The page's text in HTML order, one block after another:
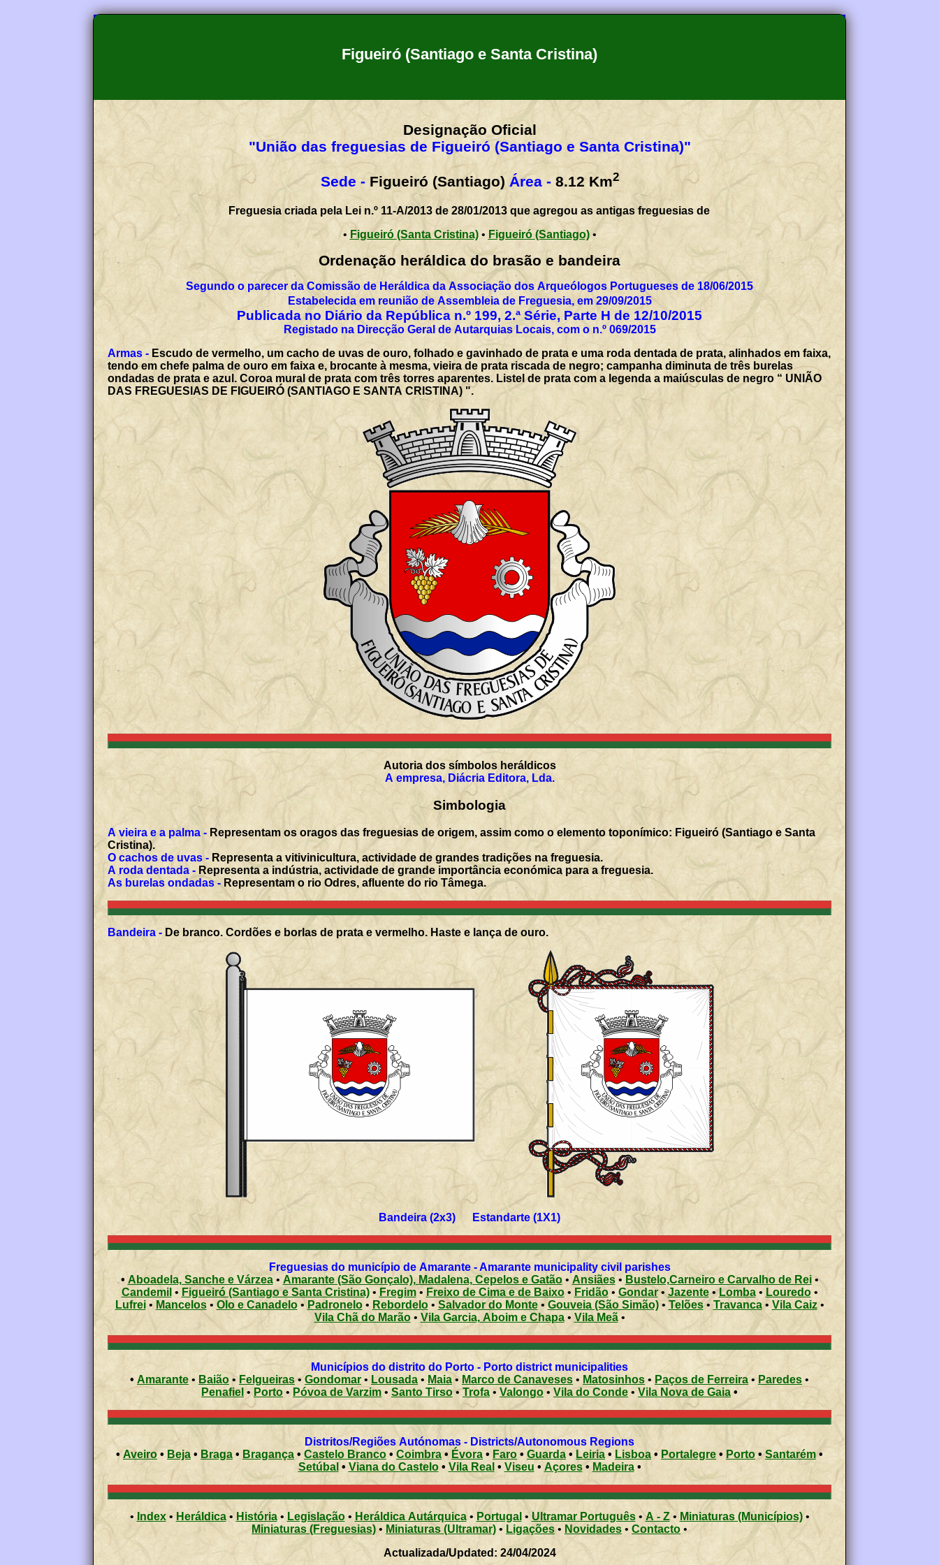
Figueiró (Santiago e Santa Cristina)
Designação Oficial
"União das freguesias de Figueiró (Santiago e Santa Cristina)"
Sede - Figueiró (Santiago) Área - 8.12 Km2
Freguesia criada pela Lei n.º 11-A/2013 de 28/01/2013 que agregou as antigas freguesias de
•
Figueiró (Santa Cristina)• Figueiró (Santiago)•
Ordenação heráldica do brasão e bandeira
Segundo o parecer da Comissão de Heráldica da Associação dos Arqueólogos Portugueses de 18/06/2015
Estabelecida em reunião de Assembleia de Freguesia, em 29/09/2015
Publicada no Diário da República n.º 199, 2.ª Série, Parte H de 12/10/2015
Registado na Direcção Geral de Autarquias Locais, com o n.º 069/2015
Armas - Escudo de vermelho, um cacho de uvas de ouro, folhado e gavinhado de prata e uma roda dentada de prata, alinhados em faixa,
tendo em chefe palma de ouro em faixa e, brocante à mesma, vieira de prata riscada de negro; campanha diminuta de três burelas
ondadas de prata e azul. Coroa mural de prata com três torres aparentes. Listel de prata com a legenda a maiúsculas de negro “ UNIÃO
DAS FREGUESIAS DE FIGUEIRÓ (SANTIAGO E SANTA CRISTINA) ".
Autoria dos símbolos heráldicos
A empresa, Diácria Editora, Lda.
Simbologia
A vieira e a palma - Representam os oragos das freguesias de origem, assim como o elemento toponímico: Figueiró (Santiago e Santa
Cristina).
O cachos de uvas - Representa a vitivinicultura, actividade de grandes tradições na freguesia.
A roda dentada -Representa a indústria, actividade de grande importância económica para a freguesia.
As burelas ondadas - Representam o rio Odres, afluente do rio Tâmega.
Bandeira - De branco. Cordões e borlas de prata e vermelho. Haste e lança de ouro.
Bandeira (2x3) Estandarte (1X1)
Freguesias do município de Amarante - Amarante municipality civil parishes
• Aboadela, Sanche e Várzea• Amarante (São Gonçalo), Madalena, Cepelos e Gatão• Ansiães• Bustelo,Carneiro e Carvalho de Rei•
Candemil • Figueiró (Santiago e Santa Cristina)• Fregim• Freixo de Cima e de Baixo• Fridão• Gondar• Jazente•Lomba• Louredo•
Lufrei• Mancelos• Olo e Canadelo• Padronelo• Rebordelo• Salvador do Monte•Gouveia (São Simão)•Telões•Travanca• Vila Caiz•
Vila Chã do Marão• Vila Garcia, Aboim e Chapa• Vila Meã•
Municípios do distrito do Porto - Porto district municipalities
• Amarante • Baião •Felgueiras•Gondomar • Lousada • Maia •Marco de Canaveses • Matosinhos • Paços de Ferreira • Paredes •
Penafiel • Porto • Póvoa de Varzim • Santo Tirso •Trofa • Valongo • Vila do Conde • Vila Nova de Gaia •
Distritos/Regiões Autónomas - Districts/Autonomous Regions
•Aveiro• Beja • Braga • Bragança • Castelo Branco • Coimbra • Évora • Faro • Guarda • Leiria • Lisboa • Portalegre • Porto•Santarém•
Setúbal • Viana do Castelo• Vila Real • Viseu • Açores • Madeira •
• Index• Heráldica• História • Legislação • Heráldica Autárquica• Portugal •Ultramar Português• A - Z• Miniaturas (Municípios)•
Miniaturas (Freguesias)• Miniaturas (Ultramar) • Ligações • Novidades • Contacto •
Actualizada/Updated: 24/04/2024